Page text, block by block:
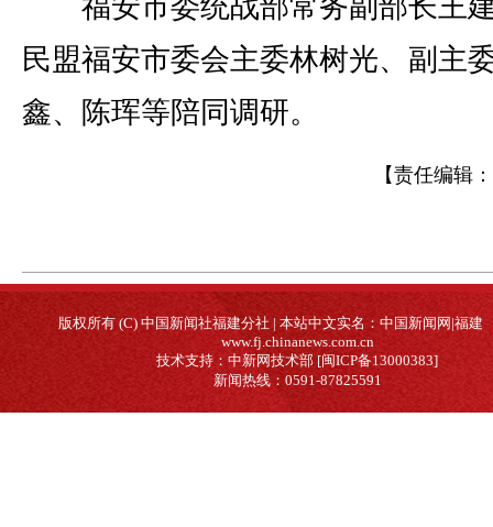
福安市委统战部常务副部长王
民盟福安市委会主委林树光、副主
鑫、陈珲等陪同调研。
【责任编辑：
版权所有 (C) 中国新闻社福建分社 | 本站中文实名：中国新闻网|福建
www.fj.chinanews.com.cn
技术支持：中新网技术部 [闽ICP备13000383]
新闻热线：0591-87825591